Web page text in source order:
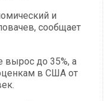
и
сообщает
вырос до 35%, а
в США от